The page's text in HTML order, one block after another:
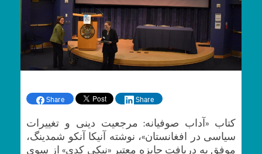
Share Share
کتاب «آداب صوفیانه: مرجعیت دینی و تغییرات
سیاسی در افغانستان»، نوشته آنیکا آنکو شمدینگ،
موفق به دریافت جایزه معتبر «نیکی کدی» از سوی